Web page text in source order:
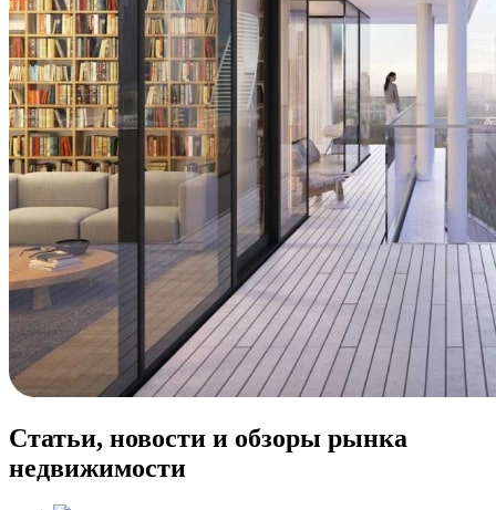
Статьи, новости и обзоры рынка
недвижимости